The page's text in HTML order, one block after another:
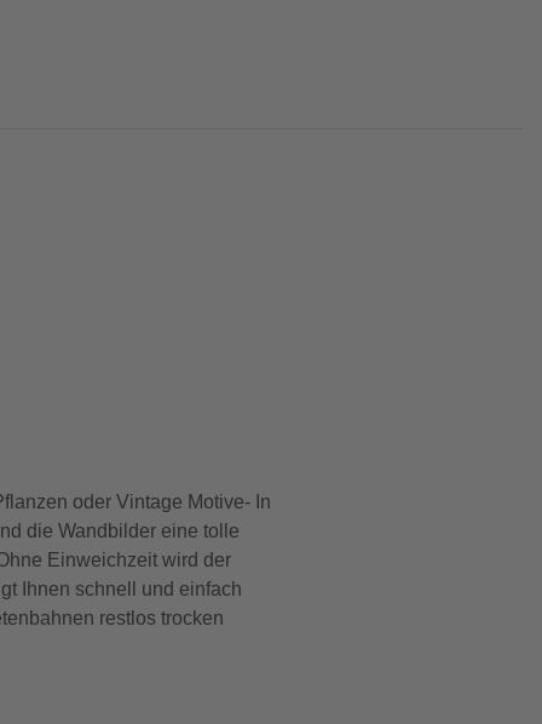
oder Vintage Motive- In
die Wandbilder eine tolle
Einweichzeit wird der
Ihnen schnell und einfach
restlos trocken